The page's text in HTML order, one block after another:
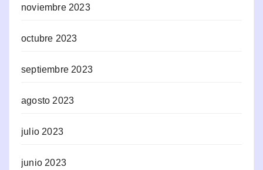
noviembre 2023
octubre 2023
septiembre 2023
agosto 2023
julio 2023
junio 2023